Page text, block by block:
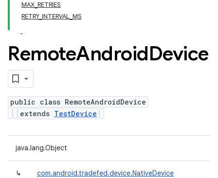
MAX_RETRIES
RETRY_INTERVAL_MS
RemoteAndroidDevice
public class RemoteAndroidDevice
extends TestDevice
java.lang.Object
↳ com.android.tradefed.device.NativeDevice